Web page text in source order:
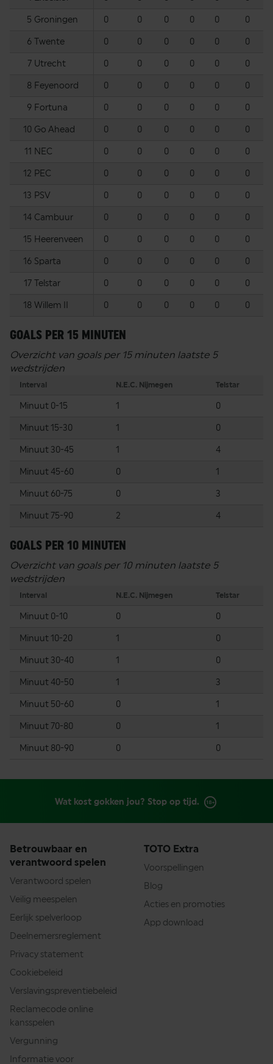
5 Groningen 0 0 0 0 0 0
6 Twente 0 0 0 0 0 0
7 Utrecht 0 0 0 0 0 0
8 Feyenoord 0 0 0 0 0 0
9 Fortuna 0 0 0 0 0 0
10 Go Ahead 0 0 0 0 0 0
11 NEC 0 0 0 0 0 0
12 PEC 0 0 0 0 0 0
13 PSV 0 0 0 0 0 0
14 Cambuur 0 0 0 0 0 0
15 Heerenveen 0 0 0 0 0 0
16 Sparta 0 0 0 0 0 0
17 Telstar 0 0 0 0 0 0
18 Willem II 0 0 0 0 0 0
GOALS PER 15 MINUTEN
Overzicht van goals per 15 minuten laatste 5
wedstrijden
Interval N.E.C. Nijmegen Telstar
Minuut 0-15 1 0
Minuut 15-30 1 0
Minuut 30-45 1 4
Minuut 45-60 0 1
Minuut 60-75 0 3
Minuut 75-90 2 4
GOALS PER 10 MINUTEN
Overzicht van goals per 10 minuten laatste 5
wedstrijden
Interval N.E.C. Nijmegen Telstar
Minuut 0-10 0 0
Minuut 10-20 1 0
Minuut 30-40 1 0
Minuut 40-50 1 3
Minuut 50-60 0 1
Minuut 70-80 0 1
Minuut 80-90 0 0
Wat kost gokken jou? Stop op tijd.
Betrouwbaar en
verantwoord spelen
Verantwoord spelen
Veilig meespelen
Eerlijk spelverloop
Deelnemersreglement
Privacy statement
Cookiebeleid
Verslavingspreventiebeleid
Reclamecode online
kansspelen
Vergunning
Informatie voor
TOTO Extra
Voorspellingen
Blog
Acties en promoties
App download